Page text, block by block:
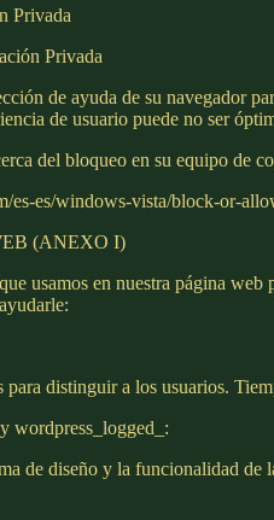
Privada
Privada
de ayuda de su navegador
de usuario puede no ser
del bloqueo en su equipo de
es-es/windows-vista/block-or-
(ANEXO I)
usamos en nuestra página
distinguir a los usuarios.
wordpress_logged_:
de diseño y la funcionalidad